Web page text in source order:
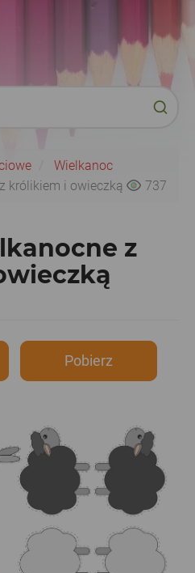
Wielkanoc
królikiem i owieczką
737
z
Pobierz